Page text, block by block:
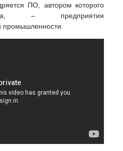
ПО, автором которого
– предприятия